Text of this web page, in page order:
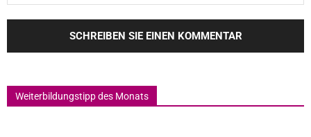
Weiterbildungstipp des Monats